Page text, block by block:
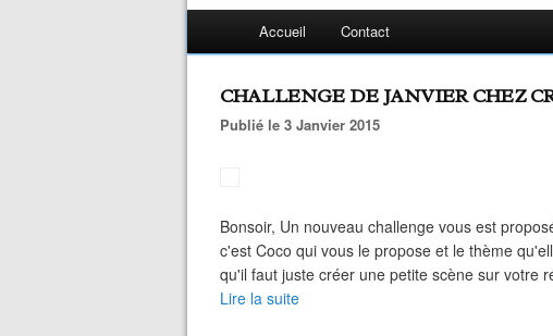
Accueil Contact
CHALLENGE DE JANVIER CHEZ
Publié le 3 Janvier 2015
Bonsoir, Un nouveau challenge vous est
c'est Coco qui vous le propose et le thème
qu'il faut juste créer une petite scène sur votre
Lire la suite